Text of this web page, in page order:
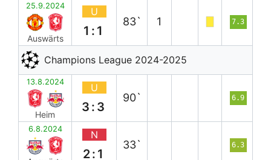
25.9.2024
Auswärts
U
1:1
83` 1 7.3
Champions League 2024-2025
13.8.2024
Heim
U
3:3
90` 6.9
6.8.2024 N
2:1
33` 6.3